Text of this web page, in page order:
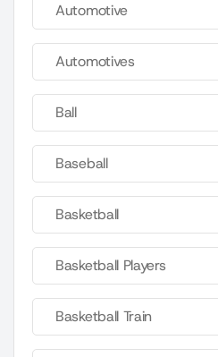
Automotive
Automotives
Ball
Baseball
Basketball
Basketball Players
Basketball Train